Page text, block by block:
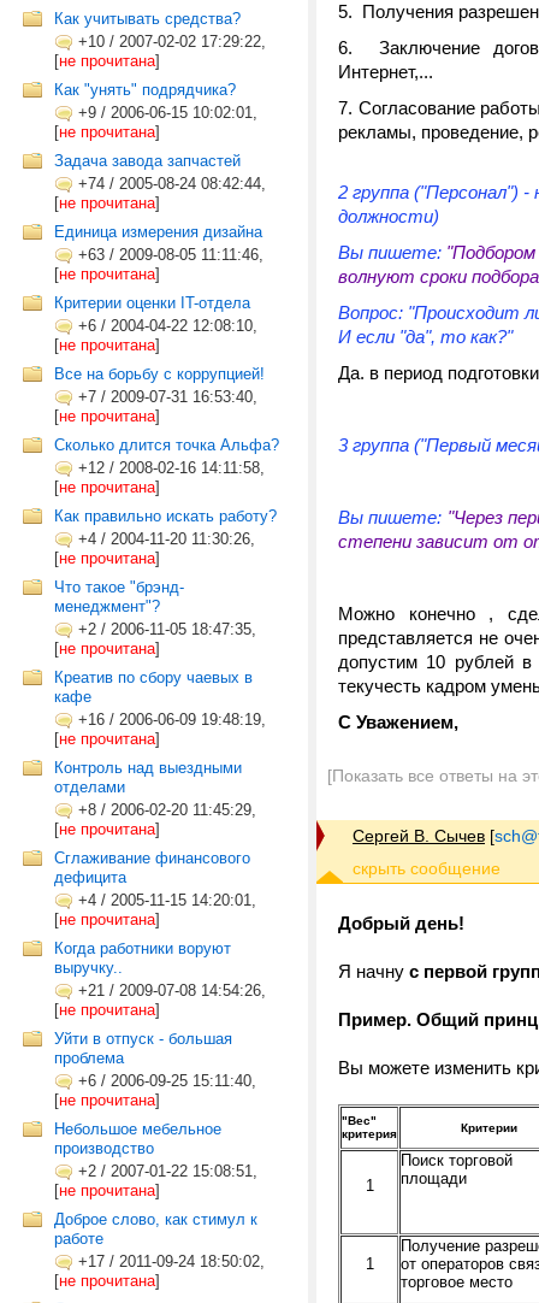
Как учитывать средства?
+10 / 2007-02-02 17:29:22,
[не прочитана]
Как "унять" подрядчика?
+9 / 2006-06-15 10:02:01,
[не прочитана]
Задача завода запчастей
+74 / 2005-08-24 08:42:44,
[не прочитана]
Единица измерения дизайна
+63 / 2009-08-05 11:11:46,
[не прочитана]
Критерии оценки IT-отдела
+6 / 2004-04-22 12:08:10,
[не прочитана]
Все на борьбу с коррупцией!
+7 / 2009-07-31 16:53:40,
[не прочитана]
Cколько длится точка Альфа?
+12 / 2008-02-16 14:11:58,
[не прочитана]
Как правильно искать работу?
+4 / 2004-11-20 11:30:26,
[не прочитана]
Что такое "брэнд-
менеджмент"?
+2 / 2006-11-05 18:47:35,
[не прочитана]
Креатив по сбору чаевых в
кафе
+16 / 2006-06-09 19:48:19,
[не прочитана]
Контроль над выездными
отделами
+8 / 2006-02-20 11:45:29,
[не прочитана]
Сглаживание финансового
дефицита
+4 / 2005-11-15 14:20:01,
[не прочитана]
Когда работники воруют
выручку..
+21 / 2009-07-08 14:54:26,
[не прочитана]
Уйти в отпуск - большая
проблема
+6 / 2006-09-25 15:11:40,
[не прочитана]
Небольшое мебельное
производство
+2 / 2007-01-22 15:08:51,
[не прочитана]
Доброе слово, как стимул к
работе
+17 / 2011-09-24 18:50:02,
[не прочитана]
5. Получения
6. Заключение
Интернет,...
7. Согласование
рекламы, проведение,
2 группа ("Персонал")
должности)
Вы пишете:
волнуют сроки
Вопрос: "Происходит
И если "да", то как?"
Да. в период
3 группа ("Первый
Вы пишете: "Через
степени зависит от
Можно конечно ,
представляется не
допустим 10 рублей в
текучесть кадром
С Уважением,
[Показать все ответы на
Сергей В. Сычев [
Добрый день!
Я начну с первой
Пример. Общий
Вы можете изменить
"Вес"
критерия
Критерии
1
Поиск торговой
площади
1
Получение
от операторов
торговое место